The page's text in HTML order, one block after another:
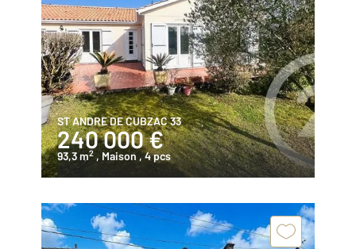
ST ANDRE DE CUBZAC 33
240 000 €
93,3 m2 , Maison , 4 pcs